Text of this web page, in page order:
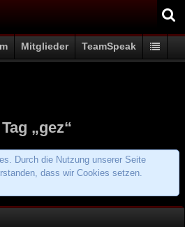
Mitglieder TeamSpeak
„gez“
Durch die Nutzung unserer Seite
dass wir Cookies setzen.